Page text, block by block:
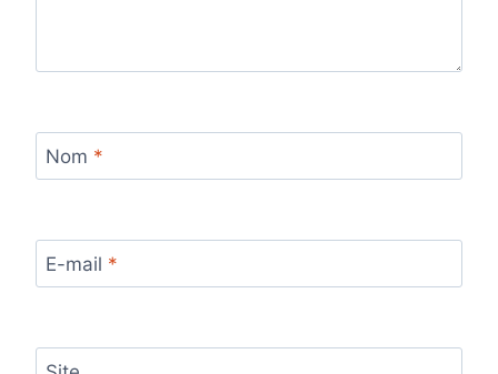
Nom *
E-mail *